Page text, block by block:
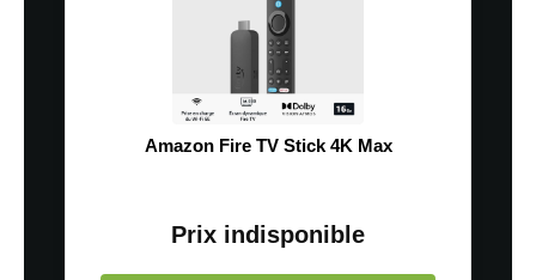
Amazon Fire TV Stick 4K Max
Prix indisponible